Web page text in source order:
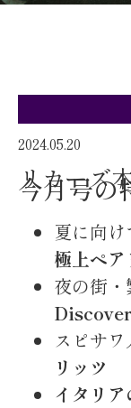
2024.05.20
リカーズ
今月号の
夏に向
極上ペア
夜の街
スピサ
リッツ
イタリ